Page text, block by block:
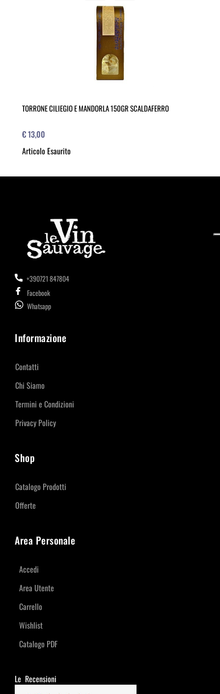
TORRONE CILIEGIO E MANDORLA 150GR SCALDAFERRO
€ 13,00
Articolo Esaurito
+390721 847804
Facebook
Whatsapp
Informazione
Contatti
Chi Siamo
Termini e Condizioni
Privacy Policy
Shop
Catalogo Prodotti
Offerte
Area Personale
Accedi
Area Utente
Carrello
Wishlist
Catalogo PDF
Le Recensioni